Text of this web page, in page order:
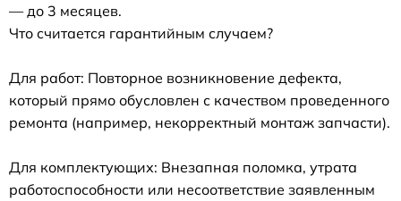
— до 3 месяцев.
Что считается гарантийным случаем?
Для работ: Повторное возникновение дефекта,
который прямо обусловлен с качеством проведенного
ремонта (например, некорректный монтаж запчасти).
Для комплектующих: Внезапная поломка, утрата
работоспособности или несоответствие заявленным